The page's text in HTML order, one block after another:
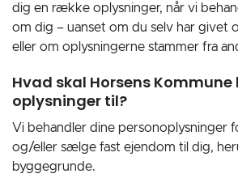
dig en række oplysninger, når vi
om dig – uanset om du selv har givet
eller om oplysningerne stammer fra
Hvad skal Horsens
oplysninger til?
Vi behandler dine personoplysninger
og/eller sælge fast ejendom til dig,
byggegrunde.